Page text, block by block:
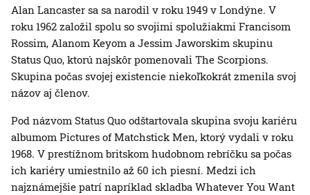
Alan Lancaster sa sa narodil v roku 1949 v Londýne. V
roku 1962 založil spolu so svojimi spolužiakmi Francisom
Rossim, Alanom Keyom a Jessim Jaworskim skupinu
Status Quo, ktorú najskôr pomenovali The Scorpions.
Skupina počas svojej existencie niekoľkokrát zmenila svoj
názov aj členov.
Pod názvom Status Quo odštartovala skupina svoju kariéru
albumom Pictures of Matchstick Men, ktorý vydali v roku
1968. V prestížnom britskom hudobnom rebríčku sa počas
ich kariéry umiestnilo až 60 ich piesní. Medzi ich
najznámejšie patrí napríklad skladba Whatever You Want